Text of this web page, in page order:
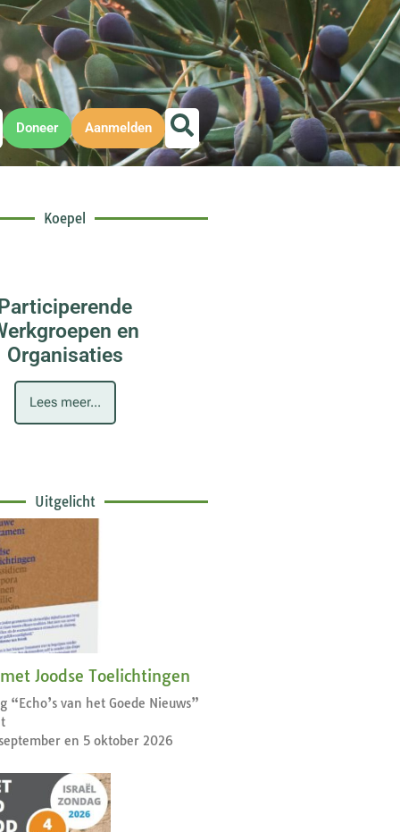
Doneer Aanmelden
Koepel
Participerende
en
Organisaties
Lees meer...
Uitgelicht
Joodse Toelichtingen
“Echo’s van het Goede Nieuws”
en 5 oktober 2026